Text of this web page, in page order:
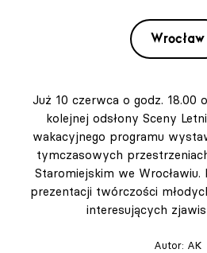
Wrocław
Już 10 czerwca o godz. 18.00
kolejnej odsłony Sceny
wakacyjnego programu
tymczasowych
Staromiejskim we Wrocławiu.
prezentacji twórczości
interesujących
Autor: AK